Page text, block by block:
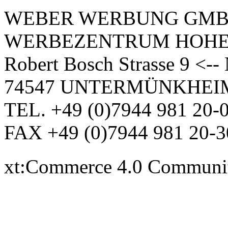
WEBER WERBUNG
WERBEZENTRUM
Robert Bosch Strasse 9
74547
TEL. +49 (0)7944 981 20-
FAX +49 (0)7944 981 20-
xt:Commerce 4.0